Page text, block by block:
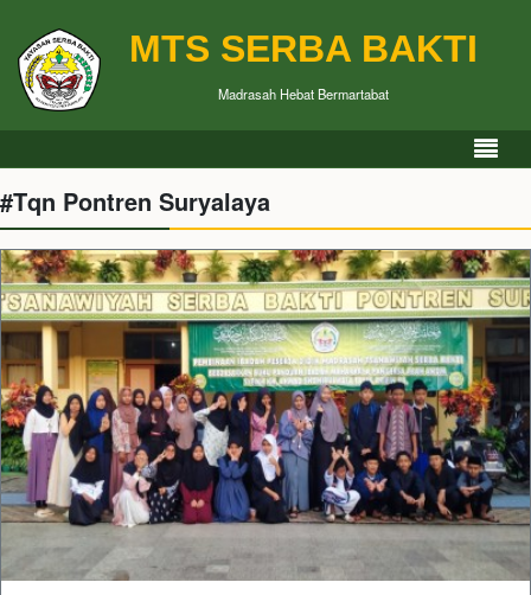
MTS SERBA BAKTI
Madrasah Hebat Bermartabat
#Tqn Pontren Suryalaya